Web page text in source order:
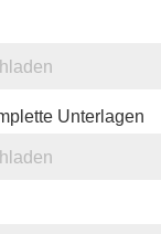
Unterlagen